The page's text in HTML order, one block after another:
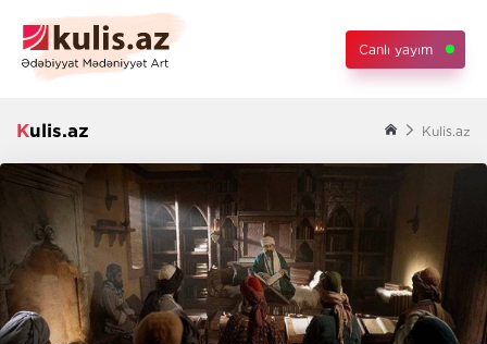
Canlı yayım
Kulis.az Kulis.az